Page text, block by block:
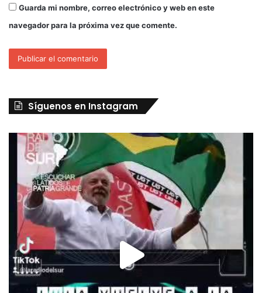
Guarda mi nombre, correo electrónico y web en este
navegador para la próxima vez que comente.
Síguenos en Instagram